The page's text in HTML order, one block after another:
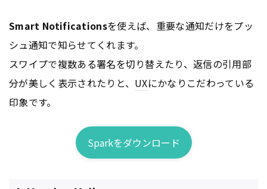
Smart Notificationsを使えば、重要な通知だけをプッ
シュ通知で知らせてくれます。
スワイプで複数ある署名を切り替えたり、返信の引用部
分が美しく表示されたりと、 UXにかなりこだわっている
印象です。
Sparkをダウンロード